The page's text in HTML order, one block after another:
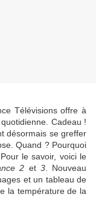
Télévisions offre à
Cadeau !
désormais se greffer
Quand ? Pourquoi
le savoir, voici le
2 et 3. Nouveau
et un tableau de
la température de la